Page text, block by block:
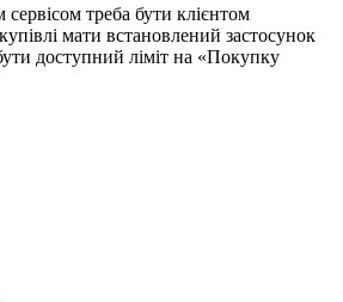
треба бути клієнтом
мати встановлений застосунок
доступний ліміт на «Покупку